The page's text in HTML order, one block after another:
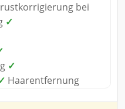
bei
✓
✓
Haarentfernung